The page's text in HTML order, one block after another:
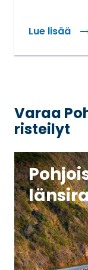
Lue lisää
:
Varaa
risteilyt